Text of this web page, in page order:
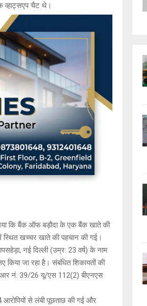
व्हाट्सएप चैट थे।
कि बैंक ऑफ बड़ौदा के एक बैंक खाते की
स्थित खच्चर खाते की पहचान की गई।
नई दिल्ली (उम्र: 23 वर्ष) के नाम
जा रहा है। संबंधित शिकायतों की
नं. 39/26 यू/एस 112(2) बीएनएस
से लंबी पूछताछ की गई और